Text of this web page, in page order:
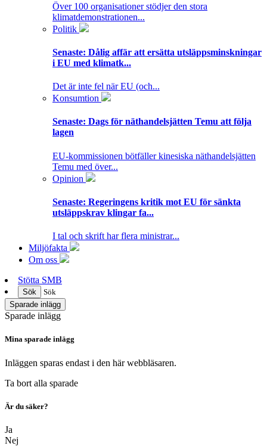
Över 100 organisationer stödjer den stora
klimatdemonstrationen...
Politik
Senaste: Dålig affär att ersätta utsläppsminskningar
i EU med klimatk...
Det är inte fel när EU (och...
Konsumtion
Senaste: Dags för näthandelsjätten Temu att följa
lagen
EU-kommissionen bötfäller kinesiska näthandelsjätten
Temu med över...
Opinion
Senaste: Regeringens kritik mot EU för sänkta
utsläppskrav klingar fa...
I tal och skrift har flera ministrar...
Miljöfakta
Om oss
Stötta SMB
Sök
Sök
Sparade inlägg
Sparade inlägg
Mina sparade inlägg
Inläggen sparas endast i den här webbläsaren.
Ta bort alla sparade
Är du säker?
Ja
Nej